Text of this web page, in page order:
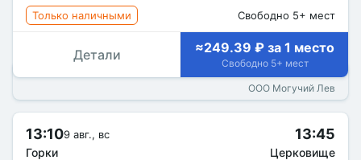
Только наличными
Свободно 5+ мест
Детали ≈249.39 ₽ за 1 место
Свободно 5+ мест
ООО Могучий Лев
13:109 авг., вс
Горки
13:45
Церковище